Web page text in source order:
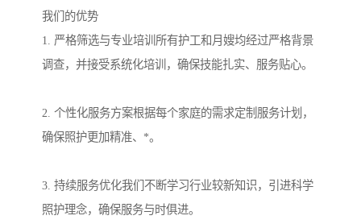
我们的优势
1. 严格筛选与专业培训所有护工和月嫂均经过严格背景
调查，并接受系统化培训，确保技能扎实、服务贴心。
2. 个性化服务方案根据每个家庭的需求定制服务计划，
确保照护更加精准、*。
3. 持续服务优化我们不断学习行业较新知识，引进科学
照护理念，确保服务与时俱进。